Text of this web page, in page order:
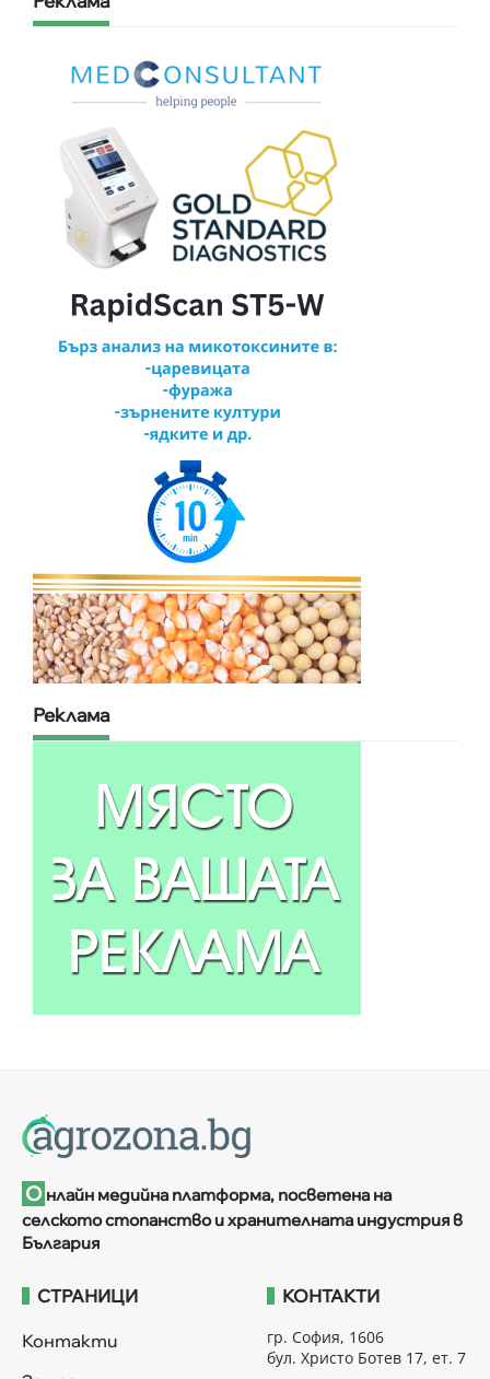
Реклама
О нлайн медийна платформа, посветена на
селското стопанство и хранителната индустрия в
България
СТРАНИЦИ
Контакти
КОНТАКТИ
гр. София, 1606
бул. Христо Ботев 17, ет. 7